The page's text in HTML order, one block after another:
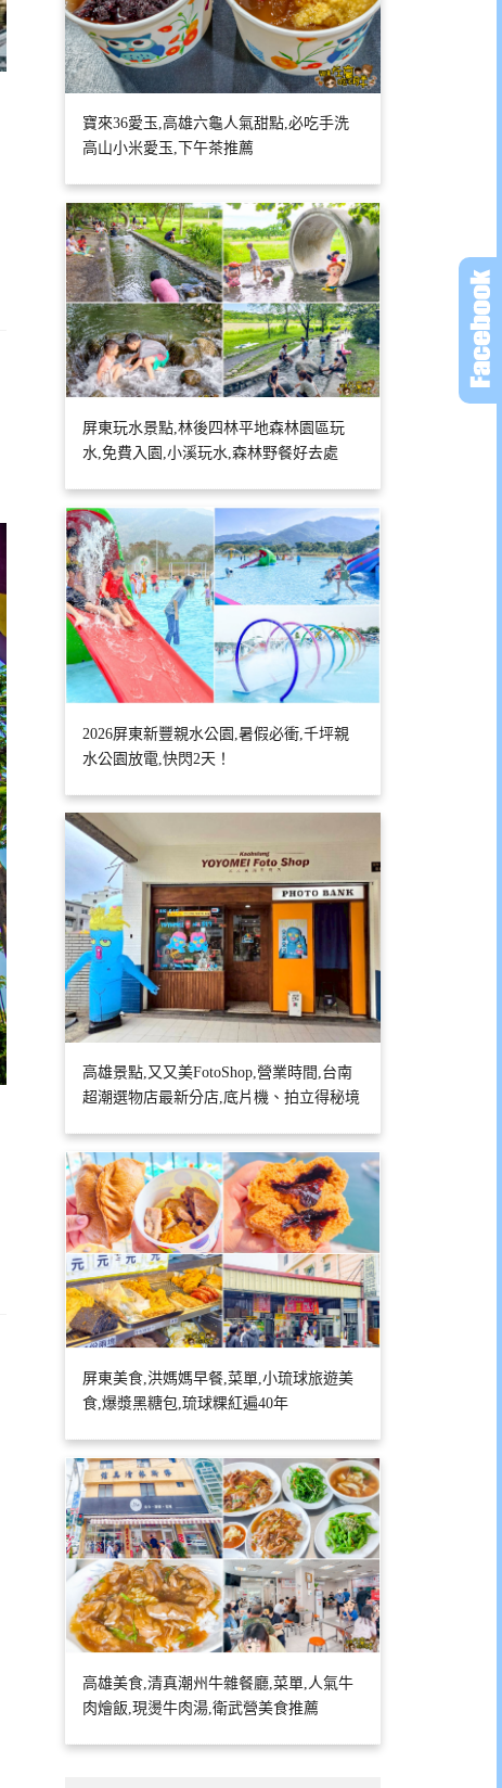
寶來36愛玉,高雄六龜人氣甜點,必吃手洗
高山小米愛玉,下午茶推薦
屏東玩水景點,林後四林平地森林園區玩
水,免費入園,小溪玩水,森林野餐好去處
2026屏東新豐親水公園,暑假必衝,千坪親
水公園放電,快閃2天！
高雄景點,又又美FotoShop,營業時間,台南
超潮選物店最新分店,底片機、拍立得秘境
屏東美食,洪媽媽早餐,菜單,小琉球旅遊美
食,爆漿黑糖包,琉球粿紅遍40年
高雄美食,清真潮州牛雜餐廳,菜單,人氣牛
肉燴飯,現燙牛肉湯,衛武營美食推薦